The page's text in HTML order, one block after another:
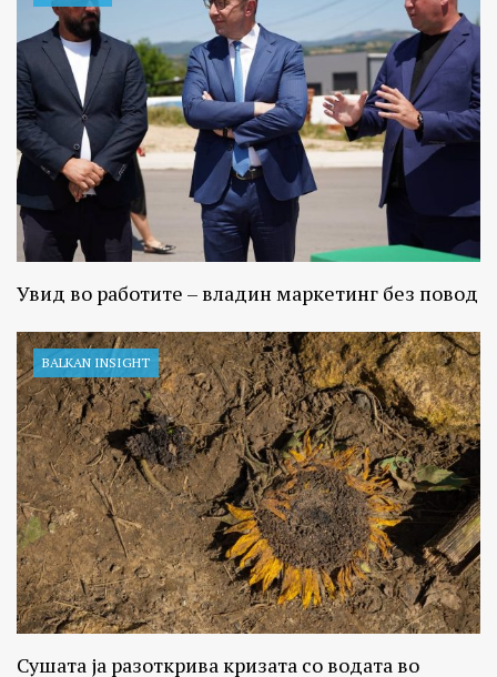
Увид во работите – владин маркетинг без повод
BALKAN INSIGHT
Сушата ја разоткрива кризата со водата во